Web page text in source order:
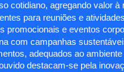
cotidiano, agregando valor à
para reuniões e
promocionais e eventos
com campanhas
adequados ao
destacam-se pela